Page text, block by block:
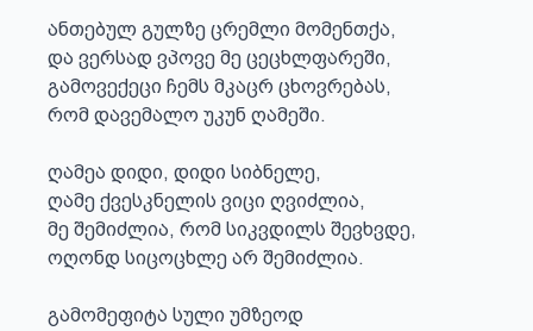
ანთებულ გულზე ცრემლი მომენთქა,
და ვერსად ვპოვე მე ცეცხლფარეში,
გამოვექეცი ჩემს მკაცრ ცხოვრებას,
რომ დავემალო უკუნ ღამეში.
ღამეა დიდი, დიდი სიბნელე,
ღამე ქვესკნელის ვიცი ღვიძლია,
მე შემიძლია, რომ სიკვდილს შევხვდე,
ოღონდ სიცოცხლე არ შემიძლია.
გამომეფიტა სული უმზეოდ